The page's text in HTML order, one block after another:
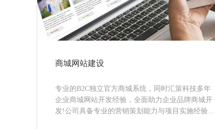
商城网站建设
专业的B2C独立官方商城系统，同时汇策科技多年
企业商城网站开发经验，全面助力企业品牌商城开
发!公司具备专业的营销策划能力与项目实施经验，